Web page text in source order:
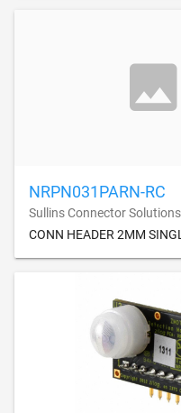
NRPN031PARN-RC
Sullins Connector Solutions
CONN HEADER 2MM